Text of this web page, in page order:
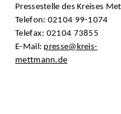
Pressestelle des Kreises
Telefon: 02104 99-1074
Telefax: 02104 73855
E-Mail: presse@kreis-
mettmann.de